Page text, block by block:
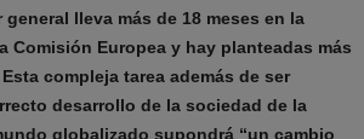
lleva más de 18 meses en la
Comisión Europea y hay planteadas más
compleja tarea además de ser
desarrollo de la sociedad de la
globalizado supondrá “un cambio